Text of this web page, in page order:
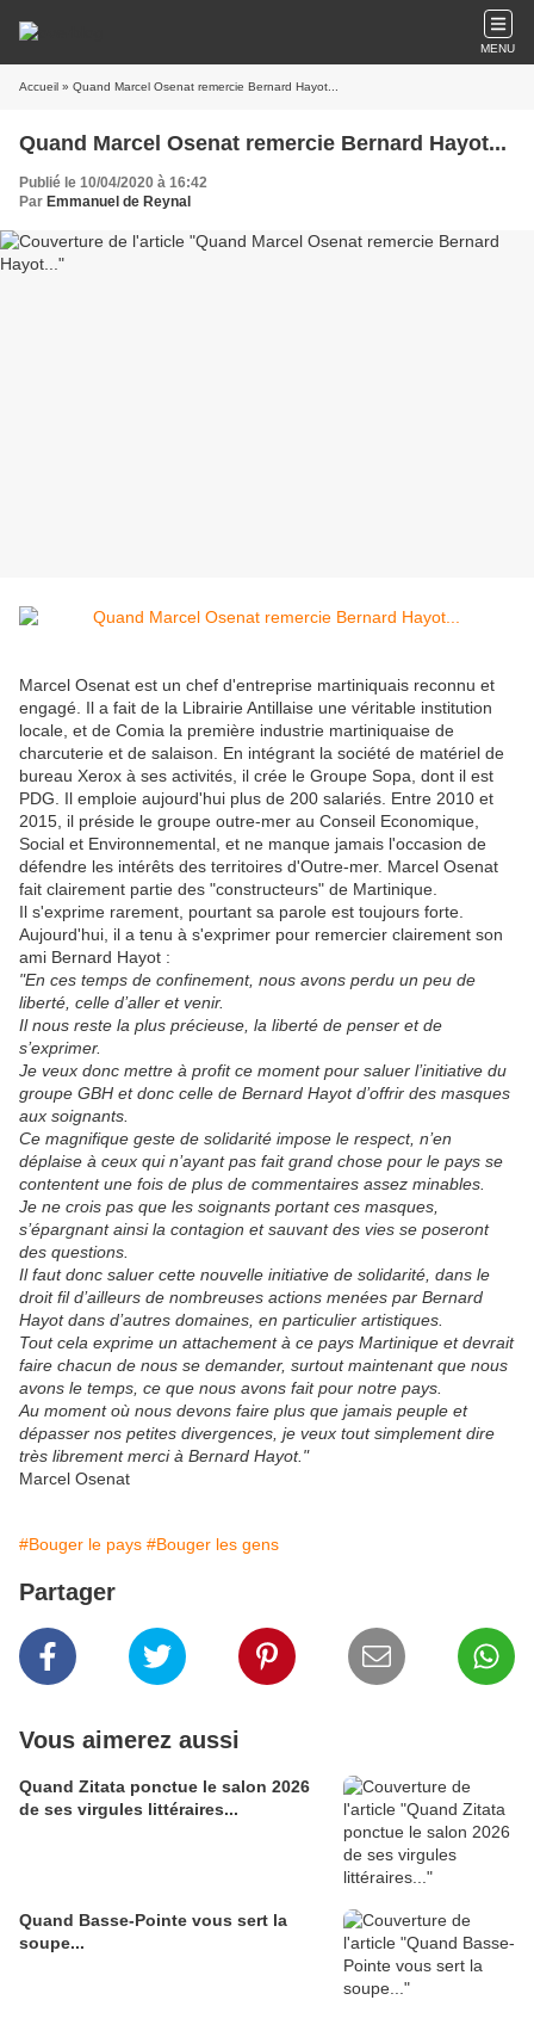
MENU
Accueil » Quand Marcel Osenat remercie Bernard Hayot...
Quand Marcel Osenat remercie Bernard Hayot...
Publié le 10/04/2020 à 16:42
Par Emmanuel de Reynal
Marcel Osenat est un chef d'entreprise martiniquais reconnu et
engagé. Il a fait de la Librairie Antillaise une véritable institution
locale, et de Comia la première industrie martiniquaise de
charcuterie et de salaison. En intégrant la société de matériel de
bureau Xerox à ses activités, il crée le Groupe Sopa, dont il est
PDG. Il emploie aujourd'hui plus de 200 salariés. Entre 2010 et
2015, il préside le groupe outre-mer au Conseil Economique,
Social et Environnemental, et ne manque jamais l'occasion de
défendre les intérêts des territoires d'Outre-mer. Marcel Osenat
fait clairement partie des "constructeurs" de Martinique.
Il s'exprime rarement, pourtant sa parole est toujours forte.
Aujourd'hui, il a tenu à s'exprimer pour remercier clairement son
ami Bernard Hayot :
"En ces temps de confinement, nous avons perdu un peu de
liberté, celle d’aller et venir.
Il nous reste la plus précieuse, la liberté de penser et de
s’exprimer.
Je veux donc mettre à profit ce moment pour saluer l’initiative du
groupe GBH et donc celle de Bernard Hayot d’offrir des masques
aux soignants.
Ce magnifique geste de solidarité impose le respect, n’en
déplaise à ceux qui n’ayant pas fait grand chose pour le pays se
contentent une fois de plus de commentaires assez minables.
Je ne crois pas que les soignants portant ces masques,
s’épargnant ainsi la contagion et sauvant des vies se poseront
des questions.
Il faut donc saluer cette nouvelle initiative de solidarité, dans le
droit fil d’ailleurs de nombreuses actions menées par Bernard
Hayot dans d’autres domaines, en particulier artistiques.
Tout cela exprime un attachement à ce pays Martinique et devrait
faire chacun de nous se demander, surtout maintenant que nous
avons le temps, ce que nous avons fait pour notre pays.
Au moment où nous devons faire plus que jamais peuple et
dépasser nos petites divergences, je veux tout simplement dire
très librement merci à Bernard Hayot."
Marcel Osenat
#Bouger le pays #Bouger les gens
Partager
Vous aimerez aussi
Quand Zitata ponctue le salon 2026
de ses virgules littéraires...
Quand Basse-Pointe vous sert la
soupe...